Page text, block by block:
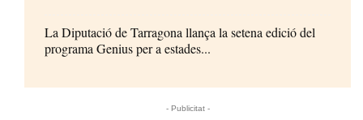
La Diputació de Tarragona llança la setena edició del
programa Genius per a estades...
- Publicitat -